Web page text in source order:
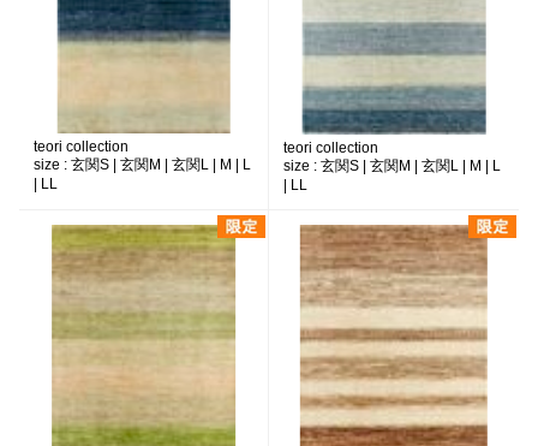
teori collection
size : 玄関S | 玄関M | 玄関L | M | L
| LL
teori collection
size : 玄関S | 玄関M | 玄関L | M | L
| LL